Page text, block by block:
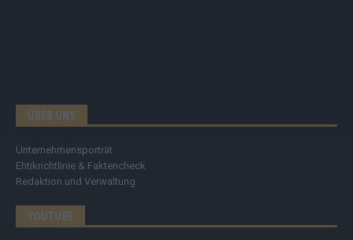
ÜBER UNS
Unternehmensporträt
Ehtikrichtlinie & Faktencheck
Redaktion und Verwaltung
YOUTUBE